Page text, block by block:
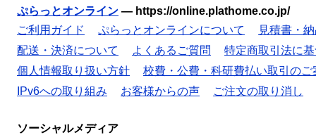
ぷらっとオンライン — https://online.plathome.co.jp/
ご利用ガイド
ぷらっとオンラインについて
見積書・
配送・決済について
よくあるご質問
特定商取引法に
個人情報取り扱い方針
校費・公費・科研費払い取引のご
IPv6への取り組み
お客様からの声 ご注文の取り消し
ソーシャルメディア